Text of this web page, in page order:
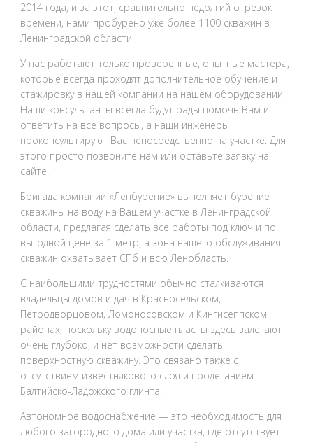
2014 года, и за этот, сравнительно недолгий отрезок
времени, нами пробурено уже более 1100 скважин в
Ленинградской области.
У нас работают только проверенные, опытные мастера,
которые всегда проходят дополнительное обучение и
стажировку в нашей компании на нашем оборудовании.
Наши консультанты всегда будут рады помочь Вам и
ответить на все вопросы, а наши инженеры
проконсультируют Вас непосредственно на участке. Для
этого просто позвоните нам или оставьте заявку на
сайте.
Бригада компании «Ленбурение» выполняет бурение
скважины на воду на Вашем участке в Ленинградской
области, предлагая сделать все работы под ключ и по
выгодной цене за 1 метр, а зона нашего обслуживания
скважин охватывает СПб и всю Ленобласть.
С наибольшими трудностями обычно сталкиваются
владельцы домов и дач в Красносельском,
Петродворцовом, Ломоносовском и Кингисеппском
районах, поскольку водоносные пласты здесь залегают
очень глубоко, и нет возможности сделать
поверхностную скважину. Это связано также с
отсутствием известнякового слоя и пролеганием
Балтийско-Ладожского глинта.
Автономное водоснабжение — это необходимость для
любого загородного дома или участка, где отсутствует